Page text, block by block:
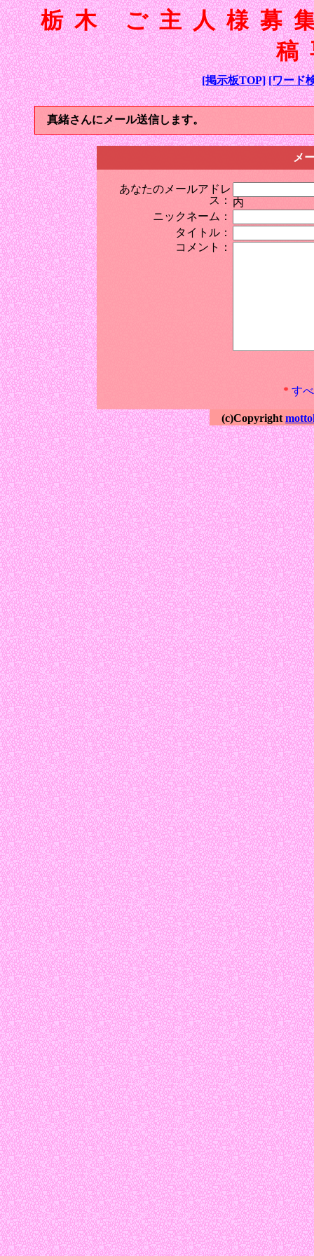
栃木 ご主人様募
[掲示板TOP] [ワード
真緒さんにメール送信します。
メ
あなたのメールアドレ
ス： 内
ニックネーム：
タイトル：
コメント：
* す
(c)Copyright